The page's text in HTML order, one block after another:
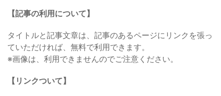
【記事の利用について】
タイトルと記事文章は、記事のあるページにリンクを張っ
ていただければ、無料で利用できます。
※画像は、利用できませんのでご注意ください。
【リンクついて】